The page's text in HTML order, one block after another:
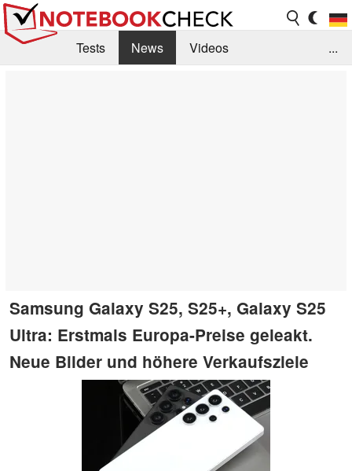
Tests News
Videos
...
Samsung Galaxy S25, S25+, Galaxy S25
Ultra: Erstmals Europa-Preise geleakt.
Neue Bilder und höhere Verkaufsziele